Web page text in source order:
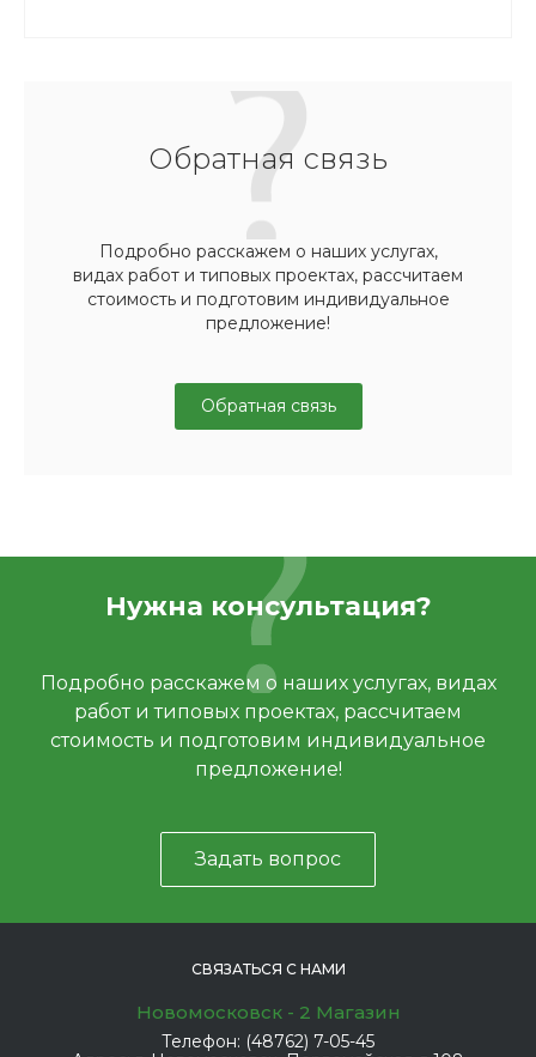
Обратная связь
Подробно расскажем о наших услугах,
видах работ и типовых проектах, рассчитаем
стоимость и подготовим индивидуальное
предложение!
Обратная связь
Нужна консультация?
Подробно расскажем о наших услугах, видах
работ и типовых проектах, рассчитаем
стоимость и подготовим индивидуальное
предложение!
Задать вопрос
СВЯЗАТЬСЯ С НАМИ
Новомосковск - 2 Магазин
Телефон: (48762) 7-05-45